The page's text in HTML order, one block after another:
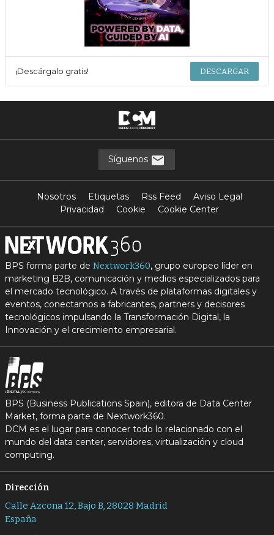
¡Descárgalo gratis! DESCARGAR
Síguenos
Nosotros Etiquetas Rss Feed
Aviso Legal
Privacidad
Cookie Cookie Center
BPS forma parte de Nextwork360, grupo europeo líder en
marketing B2B, comunicación y medios especializados para
el mercado tecnológico. A través de plataformas digitales y
eventos, conectamos a fabricantes, partners y decisores
tecnológicos impulsando la Transformación Digital, la
Innovación y el crecimiento empresarial.
BPS (Business Publications Spain), editora de Data Center
Market, forma parte de Nextwork360.
DCM es el lugar para conocer todo lo relacionado con el
mundo del data center, servidores, virtualización y cloud
computing.
Dirección
Calle Azcona 12, Bajo B, 28028 Madrid
España